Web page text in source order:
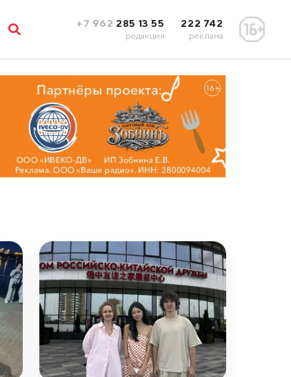
+7 962 285 13 55
редакция
222 742
реклама